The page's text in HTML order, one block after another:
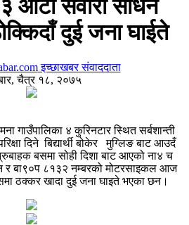
ओटा सवारी साधन
दुई जना घाईते
इच्छाखबर संवाददाता
चैत्र १८, २०७५
गाउँपालिका ४ कुरिनटार स्थित सर्बशान्ती
दिने बिद्यार्थी बोकेर मुग्लिङ बाट आउदँ
बसमा सोही दिशा बाट आएको ना४ च
र बा९०प ८१३२ नम्बरको मोटरसाइकल आज
ठक्कर खादा दुई जना घाइते भएका छन।